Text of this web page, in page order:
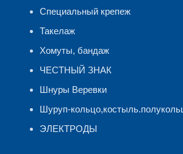
Специальный крепеж
Такелаж
Хомуты, бандаж
ЧЕСТНЫЙ ЗНАК
Шнуры Веревки
Шуруп-
ЭЛЕКТРОДЫ